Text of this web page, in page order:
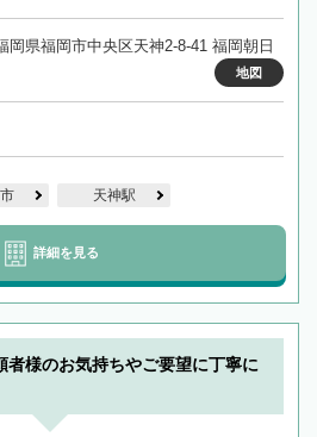
岡県福岡市中央区天神2-8-41 福岡朝日
地図
天神駅
詳細を見る
者様のお気持ちやご要望に丁寧に